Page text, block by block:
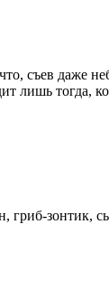
съев даже
лишь тогда,
зонтик,